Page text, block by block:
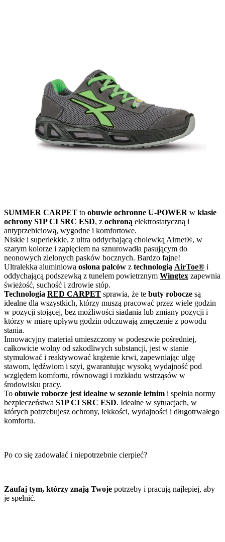
SUMMER CARPET to obuwie ochronne U-POWER w klasie
ochrony S1P CI SRC ESD, z ochroną elektrostatyczną i
antyprzebiciową, wygodne i komfortowe.
Niskie i superlekkie, z ultra oddychającą cholewką Airnet®, w
szarym kolorze i zapięciem na sznurowadła pasującym do
neonowych zielonych pasków bocznych. Bardzo fajne!
Ultralekka aluminiowa osłona palców z technologią AirToe® i
oddychającą podszewką z tunelem powietrznym Wingtex zapewnia
świeżość, suchość i zdrowie stóp.
Technologia RED CARPET sprawia, że te buty robocze są
idealne dla wszystkich, którzy muszą pracować przez wiele godzin
w pozycji stojącej, bez możliwości siadania lub zmiany pozycji i
którzy w miarę upływu godzin odczuwają zmęczenie z powodu
stania.
Innowacyjny materiał umieszczony w podeszwie pośredniej,
całkowicie wolny od szkodliwych substancji, jest w stanie
stymulować i reaktywować krążenie krwi, zapewniając ulgę
stawom, lędźwiom i szyi, gwarantując wysoką wydajność pod
względem komfortu, równowagi i rozkładu wstrząsów w
środowisku pracy.
To obuwie robocze jest idealne w sezonie letnim i spełnia normy
bezpieczeństwa S1P CI SRC ESD. Idealne w sytuacjach, w
których potrzebujesz ochrony, lekkości, wydajności i długotrwałego
komfortu.
Po co się zadowalać i niepotrzebnie cierpieć?
Zaufaj tym, którzy znają Twoje potrzeby i pracują najlepiej, aby
je spełnić.